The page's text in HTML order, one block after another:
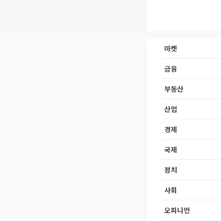
마켓
금융
부동산
산업
경제
국제
정치
사회
오피니언